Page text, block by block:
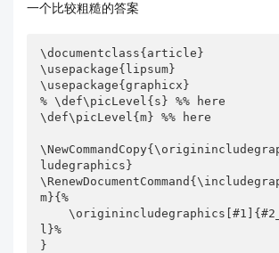
一个比较粗糙的答案
\documentclass{article}
\usepackage{lipsum}
\usepackage{graphicx}
% \def\picLevel{s} %% here
\def\picLevel{m} %% here
ludegraphics}
m}{%
    \originincludegraphics[#1]{#2_\picLeve
l}%
}